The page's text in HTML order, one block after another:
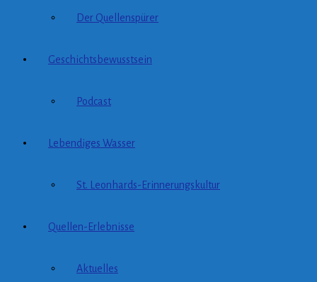
Der Quellenspürer
Geschichtsbewusstsein
Podcast
Lebendiges Wasser
St. Leonhards-Erinnerungskultur
Quellen-Erlebnisse
Aktuelles